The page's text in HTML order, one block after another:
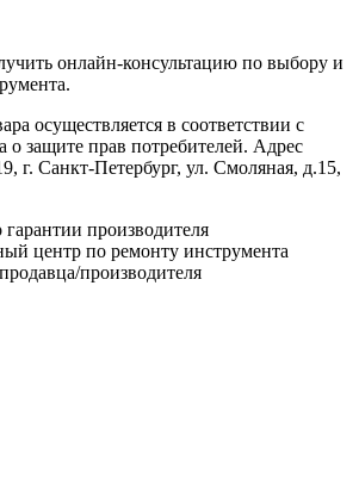
онлайн-консультацию по выбору и
осуществляется в соответствии с
о защите прав потребителей. Адрес
г. Санкт-Петербург, ул. Смоляная, д.15,
производителя
центр по ремонту инструмента
производителя